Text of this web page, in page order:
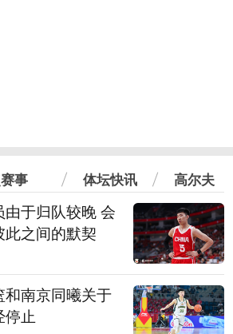
事 体坛快讯 高尔夫
于归队较晚 会
之间的默契
南京同曦关于
停止